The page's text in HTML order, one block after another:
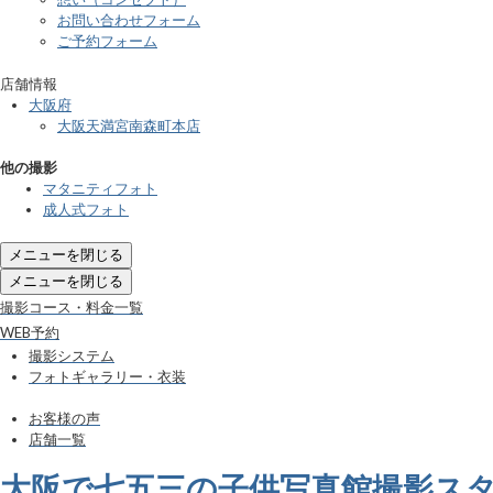
お問い合わせフォーム
ご予約フォーム
店舗情報
大阪府
大阪天満宮南森町本店
他の撮影
マタニティフォト
成人式フォト
メニューを閉じる
メニューを閉じる
撮影コース・料金一覧
WEB予約
撮影システム
フォトギャラリー・衣装
お客様の声
店舗一覧